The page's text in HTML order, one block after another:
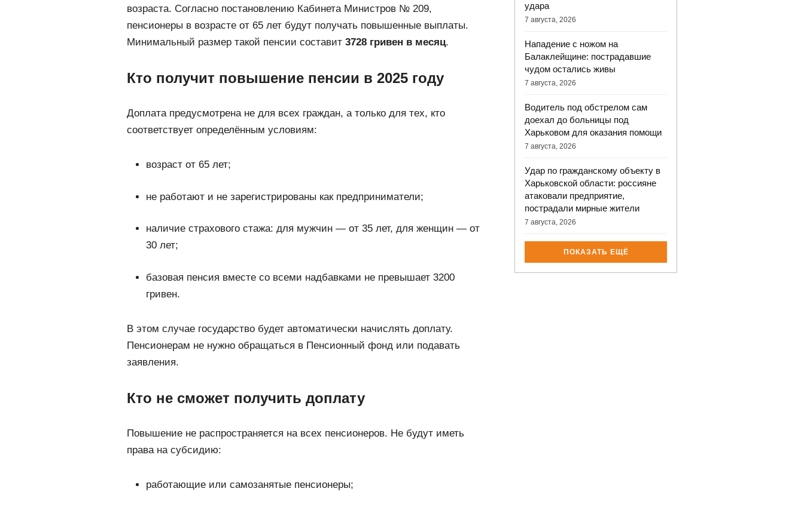
возраста. Согласно постановлению Кабинета Министров № 209,
пенсионеры в возрасте от 65 лет будут получать повышенные выплаты.
Минимальный размер такой пенсии составит 3728 гривен в месяц.
Кто получит повышение пенсии в 2025 году
Доплата предусмотрена не для всех граждан, а только для тех, кто
соответствует определённым условиям:
возраст от 65 лет;
не работают и не зарегистрированы как предприниматели;
наличие страхового стажа: для мужчин — от 35 лет, для женщин — от
30 лет;
базовая пенсия вместе со всеми надбавками не превышает 3200
гривен.
В этом случае государство будет автоматически начислять доплату.
Пенсионерам не нужно обращаться в Пенсионный фонд или подавать
заявления.
Кто не сможет получить доплату
Повышение не распространяется на всех пенсионеров. Не будут иметь
права на субсидию:
работающие или самозанятые пенсионеры;
удара
7 августа, 2026
Нападение с ножом на
Балаклейщине: пострадавшие
чудом остались живы
7 августа, 2026
Водитель под обстрелом сам
доехал до больницы под
Харьковом для оказания помощи
7 августа, 2026
Удар по гражданскому объекту в
Харьковской области: россияне
атаковали предприятие,
пострадали мирные жители
7 августа, 2026
ПОКАЗАТЬ ЕЩЁ